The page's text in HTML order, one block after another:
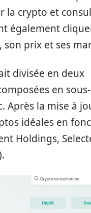
la crypto et
également
prix et ses
divisée en deux
en sous-
Après la mise à
idéales en
Holdings,